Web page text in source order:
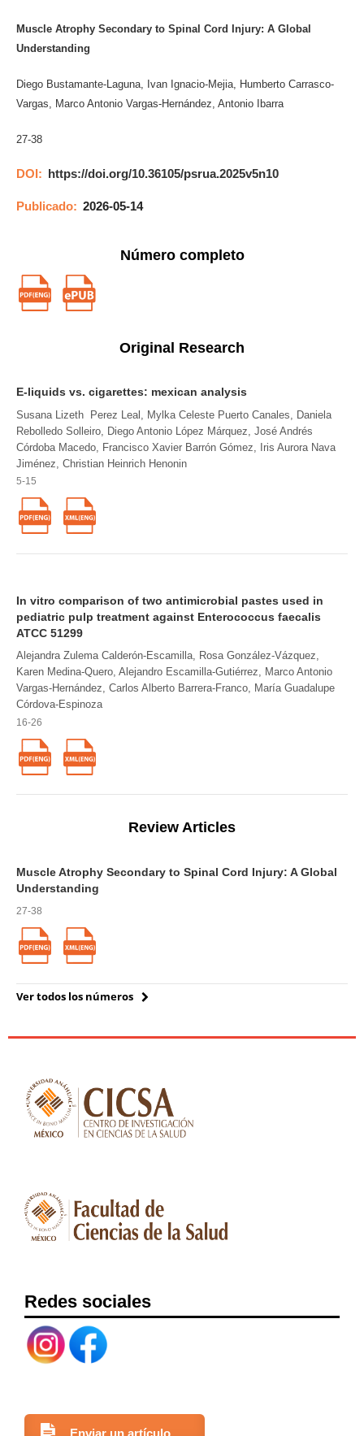
Muscle Atrophy Secondary to Spinal Cord Injury: A Global
Understanding
Diego Bustamante-Laguna, Ivan Ignacio-Mejia, Humberto Carrasco-
Vargas, Marco Antonio Vargas-Hernández, Antonio Ibarra
27-38
DOI: https://doi.org/10.36105/psrua.2025v5n10
Publicado: 2026-05-14
Número completo
Original Research
E-liquids vs. cigarettes: mexican analysis
Susana Lizeth Perez Leal, Mylka Celeste Puerto Canales, Daniela
Rebolledo Solleiro, Diego Antonio López Márquez, José Andrés
Córdoba Macedo, Francisco Xavier Barrón Gómez, Iris Aurora Nava
Jiménez, Christian Heinrich Henonin
5-15
In vitro comparison of two antimicrobial pastes used in
pediatric pulp treatment against Enterococcus faecalis
ATCC 51299
Alejandra Zulema Calderón-Escamilla, Rosa González-Vázquez,
Karen Medina-Quero, Alejandro Escamilla-Gutiérrez, Marco Antonio
Vargas-Hernández, Carlos Alberto Barrera-Franco, María Guadalupe
Córdova-Espinoza
16-26
Review Articles
Muscle Atrophy Secondary to Spinal Cord Injury: A Global
Understanding
27-38
Ver todos los números
Redes sociales
Enviar un artículo